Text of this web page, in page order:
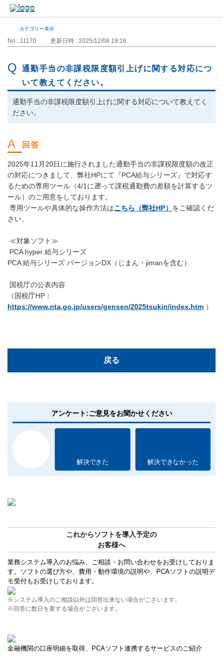
カテゴリー表示
No : 11170 更新日時 : 2025/12/08 19:16
通勤手当の非課税限度額引上げに関する対応につ
いて教えてください。
通勤手当の非課税限度額引上げに関する対応について教えてく
ださい。
2025年11月20日に施行されました通勤手当の非課税限度額の改正
の対応につきまして、弊社HPにて『PCA給与シリーズ』で対応す
るための専用ツール（4/1に遡って課税通勤費の差額を計算するツ
ール）のご用意をしております。
専用ツールや具体的な操作方法はこちら（弊社HP） をご確認くだ
さい。
≪対象ソフト≫
PCA hyper 給与シリーズ
PCA 給与シリーズ バージョンDX（じまん・jimanを含む）
国税庁の公表内容
（国税庁HP：
https://www.nta.go.jp/users/gensen/2025tsukin/index.htm ）
戻る
アンケート:ご意見をお聞かせください
解決できた 解決できなかった
これからソフトを導入予定の
お客様へ
業務システム導入のお悩み、ご相談・お問い合わせをお受けしておりま
す。ソフトの選び方や、費用・動作環境の説明や、PCAソフトの説明デ
モ受付もお受けしております。
※システム導入のご相談以外は回答出来ない場合がございます。
※回答に数日を要する場合がございます。
金融機関の口座明細を取得、PCAソフト連携するサービスのご紹介